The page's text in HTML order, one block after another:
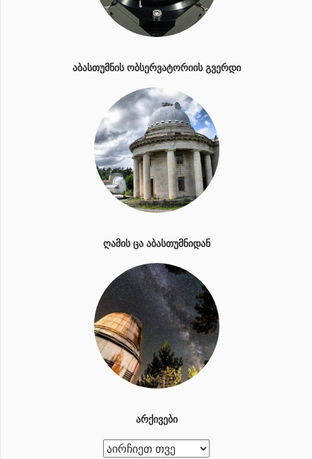
ᲐᲑᲐᲡᲗᲣᲛᲜᲘᲡ ᲝᲑᲡᲔᲠᲕᲐᲢᲝᲠᲘᲘᲡ ᲒᲕᲔᲠᲓᲘ
ᲦᲐᲛᲘᲡ ᲪᲐ ᲐᲑᲐᲡᲗᲣᲛᲜᲘᲓᲐᲜ
ᲐᲠᲥᲘᲕᲔᲑᲘ
ა